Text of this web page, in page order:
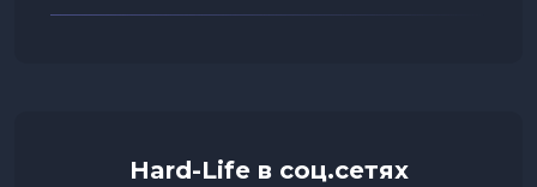
Hard-Life в соц.сетях